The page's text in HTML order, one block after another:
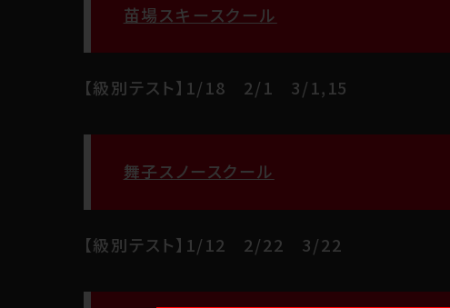
苗場スキースクール
【級別テスト】1/18 2/1 3/1,15
舞子スノースクール
【級別テスト】1/12 2/22 3/22